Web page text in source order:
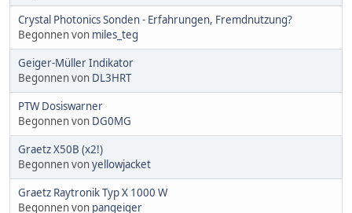
Crystal Photonics Sonden - Erfahrungen, Fremdnutzung?
Begonnen von miles_teg
Geiger-Müller Indikator
Begonnen von DL3HRT
PTW Dosiswarner
Begonnen von DG0MG
Graetz X50B (x2!)
Begonnen vonyellowjacket
Graetz Raytronik Typ X 1000 W
Begonnen von pangeiger